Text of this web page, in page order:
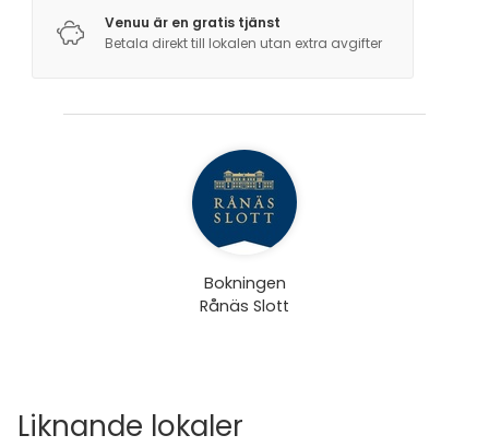
Venuu är en gratis tjänst
Betala direkt till lokalen utan extra avgifter
Bokningen
Rånäs Slott
Liknande lokaler